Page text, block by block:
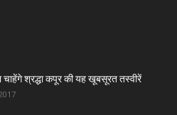
श्रद्धा कपूर की यह खूबसूरत तस्वीरें